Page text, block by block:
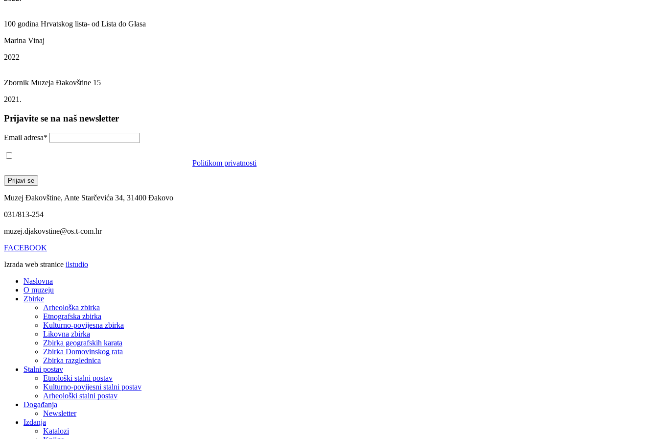
100 godina Hrvatskog lista- od Lista do Glasa
Marina Vinaj
2022
Zbornik Muzeja Đakovštine 15
2021.
Prijavite se na naš newsletter
Email adresa*
Politikom privatnosti
Muzej Đakovštine, Ante Starčevića 34, 31400 Đakovo
031/813-254
muzej.djakovstine@os.t-com.hr
FACEBOOK
Izrada web stranice ilstudio
Naslovna
O muzeju
Zbirke
Arheološka zbirka
Etnografska zbirka
Kulturno-povijesna zbirka
Likovna zbirka
Zbirka geografskih karata
Zbirka Domovinskog rata
Zbirka razglednica
Stalni postav
Etnološki stalni postav
Kulturno-povijesni stalni postav
Arheološki stalni postav
Događanja
Newsletter
Izdanja
Katalozi